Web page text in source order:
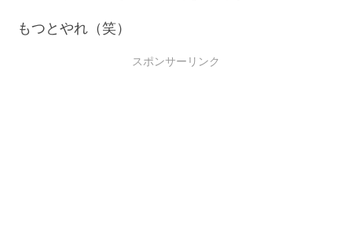
もつとやれ（笑）
スポンサーリンク